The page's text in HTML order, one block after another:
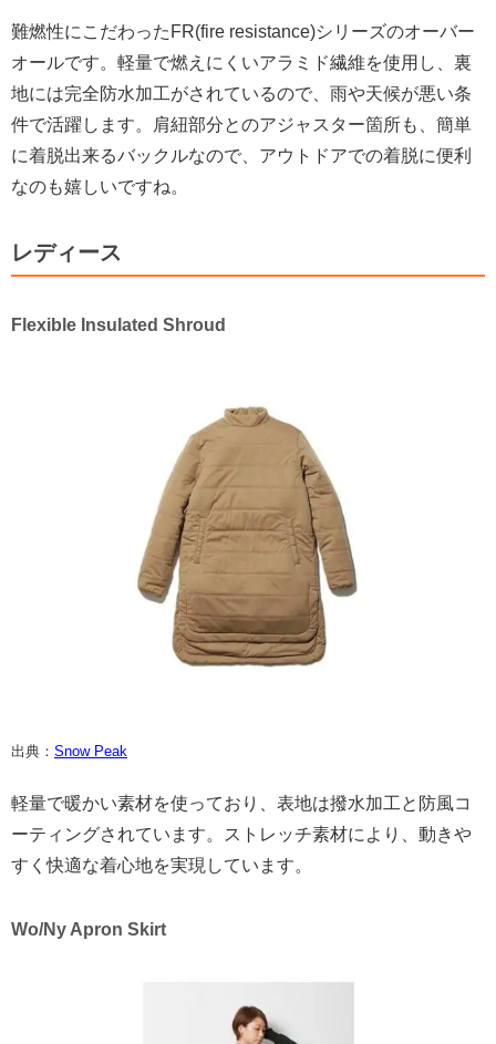
難燃性にこだわったFR(fire resistance)シリーズのオーバー
オールです。軽量で燃えにくいアラミド繊維を使用し、裏
地には完全防水加工がされているので、雨や天候が悪い条
件で活躍します。肩紐部分とのアジャスター箇所も、簡単
に着脱出来るバックルなので、アウトドアでの着脱に便利
なのも嬉しいですね。
レディース
Flexible Insulated Shroud
出典： Snow Peak
軽量で暖かい素材を使っており、表地は撥水加工と防風コ
ーティングされています。ストレッチ素材により、動きや
すく快適な着心地を実現しています。
Wo/Ny Apron Skirt